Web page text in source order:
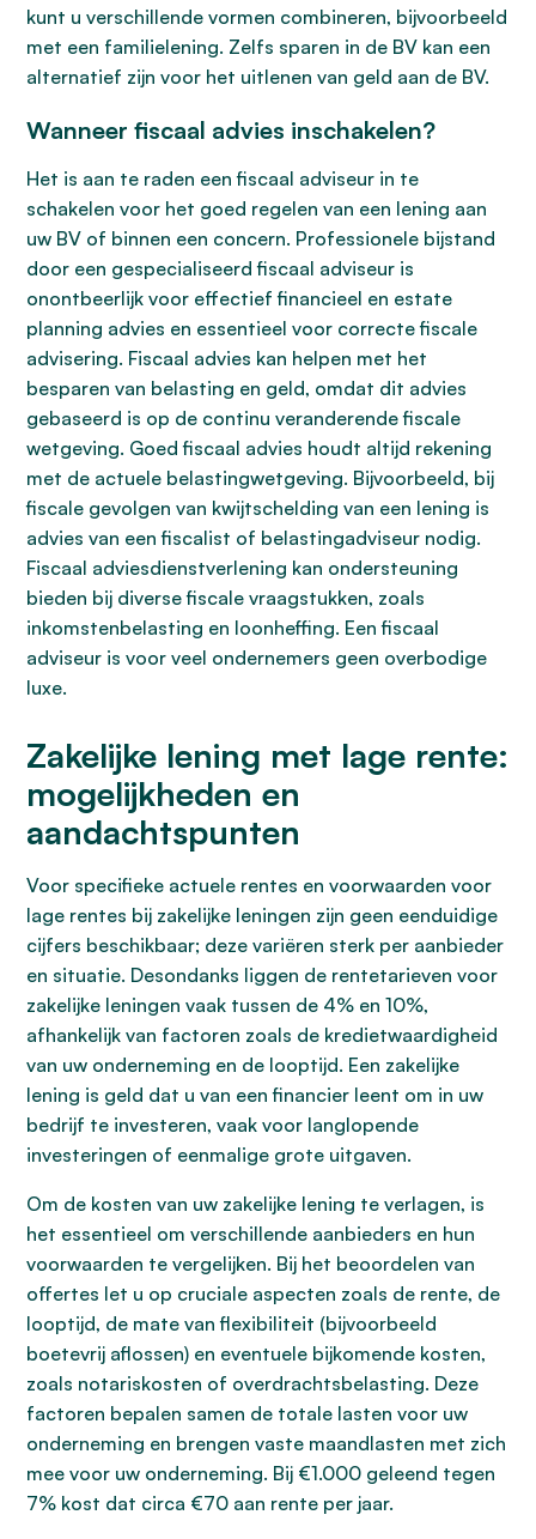
kunt u verschillende vormen combineren, bijvoorbeeld
met een familielening. Zelfs sparen in de BV kan een
alternatief zijn voor het uitlenen van geld aan de BV.
Wanneer fiscaal advies inschakelen?
Het is aan te raden een fiscaal adviseur in te
schakelen voor het goed regelen van een lening aan
uw BV of binnen een concern. Professionele bijstand
door een gespecialiseerd fiscaal adviseur is
onontbeerlijk voor effectief financieel en estate
planning advies en essentieel voor correcte fiscale
advisering. Fiscaal advies kan helpen met het
besparen van belasting en geld, omdat dit advies
gebaseerd is op de continu veranderende fiscale
wetgeving. Goed fiscaal advies houdt altijd rekening
met de actuele belastingwetgeving. Bijvoorbeeld, bij
fiscale gevolgen van kwijtschelding van een lening is
advies van een fiscalist of belastingadviseur nodig.
Fiscaal adviesdienstverlening kan ondersteuning
bieden bij diverse fiscale vraagstukken, zoals
inkomstenbelasting en loonheffing. Een fiscaal
adviseur is voor veel ondernemers geen overbodige
luxe.
Zakelijke lening met lage rente:
mogelijkheden en
aandachtspunten
Voor specifieke actuele rentes en voorwaarden voor
lage rentes bij zakelijke leningen zijn geen eenduidige
cijfers beschikbaar; deze variëren sterk per aanbieder
en situatie. Desondanks liggen de rentetarieven voor
zakelijke leningen vaak tussen de 4% en 10%,
afhankelijk van factoren zoals de kredietwaardigheid
van uw onderneming en de looptijd. Een zakelijke
lening is geld dat u van een financier leent om in uw
bedrijf te investeren, vaak voor langlopende
investeringen of eenmalige grote uitgaven.
Om de kosten van uw zakelijke lening te verlagen, is
het essentieel om verschillende aanbieders en hun
voorwaarden te vergelijken. Bij het beoordelen van
offertes let u op cruciale aspecten zoals de rente, de
looptijd, de mate van flexibiliteit (bijvoorbeeld
boetevrij aflossen) en eventuele bijkomende kosten,
zoals notariskosten of overdrachtsbelasting. Deze
factoren bepalen samen de totale lasten voor uw
onderneming en brengen vaste maandlasten met zich
mee voor uw onderneming. Bij €1.000 geleend tegen
7% kost dat circa €70 aan rente per jaar.